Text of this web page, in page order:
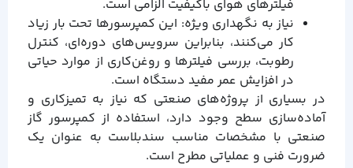
فیلترهای هوای باکیفیت الزامی است.
نیاز به نگهداری ویژه: این کمپرسورها تحت بار زیاد
کار می‌کنند، بنابراین سرویس‌های دوره‌ای، کنترل
رطوبت، بررسی فیلترها و روغن‌کاری از موارد حیاتی
در افزایش عمر مفید دستگاه است.
در بسیاری از پروژه‌های صنعتی که نیاز به تمیزکاری و
آماده‌سازی سطح وجود دارد، استفاده از کمپرسور گاز
صنعتی با مشخصات مناسب سندبلاست به عنوان یک
ضرورت فنی و عملیاتی مطرح است.